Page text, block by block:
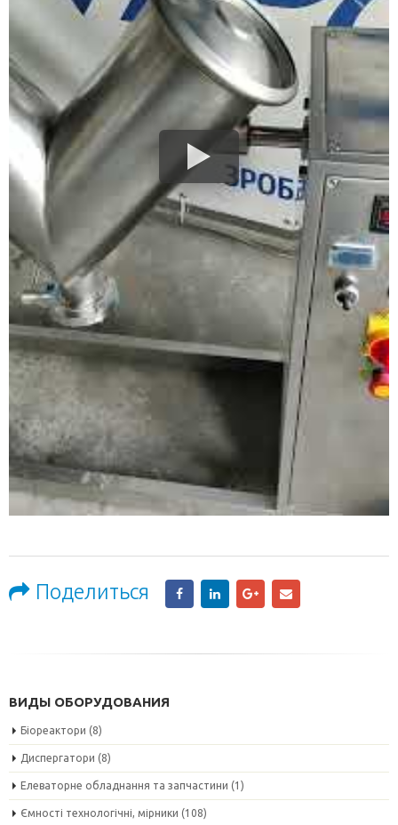
Поделиться
ВИДЫ ОБОРУДОВАНИЯ
Біореактори (8)
Диспергатори (8)
Елеваторне обладнання та запчастини (1)
Ємності технологічні, мірники (108)